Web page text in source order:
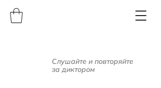
Слушайте и повторяйте
за диктором